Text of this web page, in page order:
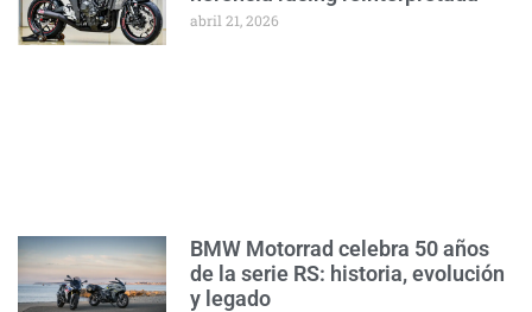
abril 21, 2026
BMW Motorrad celebra 50 años
de la serie RS: historia, evolución
y legado